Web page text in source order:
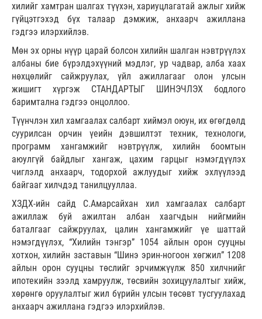
хилийг хамтран шалгах түүхэн, хариуцлагатай ажлыг хийж
гүйцэтгэхэд бүх талаар дэмжиж, анхаарч ажиллана
гэдгээ илэрхийлэв.
Мөн эх орны нүүр царай болсон хилийн шалган нэвтрүүлэх
албаны бие бүрэлдэхүүний мэдлэг, ур чадвар, алба хаах
нөхцөлийг сайжруулах, үйл ажиллагааг олон улсын
жишигт хүргэж СТАНДАРТЫГ ШИНЭЧЛЭХ бодлого
баримтална гэдгээ онцоллоо.
Түүнчлэн хил хамгаалах салбарт хиймэл оюун, их өгөгдөлд
суурилсан орчин үеийн дэвшилтэт техник, технологи,
программ хангамжийг нэвтрүүлж, хилийн боомтын
аюулгүй байдлыг хангаж, цахим гарцыг нэмэгдүүлэх
чиглэлд анхаарч, тодорхой ажлуудыг хийж эхлүүлээд
байгааг хилчдэд танилцууллаа.
ХЗДХ-ийн сайд С.Амарсайхан хил хамгаалах салбарт
ажиллаж буй ажилтан албан хаагчдын нийгмийн
баталгааг сайжруулах, цалин хангамжийг үе шаттай
нэмэгдүүлэх, “Хилийн тэнгэр” 1054 айлын орон сууцны
хотхон, хилийн заставын “Шинэ эрин-ногоон хөгжил” 1208
айлын орон сууцны төслийг эрчимжүүлж 850 хилчнийг
ипотекийн зээлд хамруулж, төсвийн зохицуулалтыг хийж,
хөрөнгө оруулалтыг жил бүрийн улсын төсөвт тусгуулахад
анхаарч ажиллана гэдгээ илэрхийлэв.